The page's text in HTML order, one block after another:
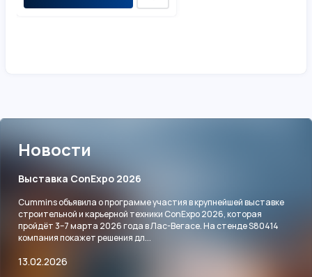
Новости
Выставка ConExpo 2026
Cummins объявила о программе участия в крупнейшей выставке
строительной и карьерной техники ConExpo 2026, которая
пройдёт 3–7 марта 2026 года в Лас-Вегасе. На стенде S80414
компания покажет решения дл...
13.02.2026